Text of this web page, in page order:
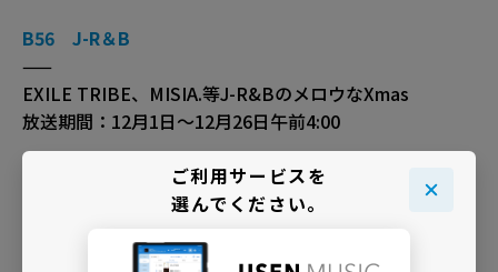
B56 J-R＆B
——
EXILE TRIBE、MISIA.等J-R&BのメロウなXmas
放送期間：12月1日〜12月26日午前4:00
C12 ラヴバラード J-POPご利用サービスを
選んでください。